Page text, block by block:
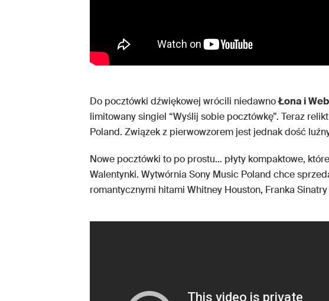
Do pocztówki dźwiękowej wrócili niedawnoŁona i
limitowany singiel “Wyślij sobie pocztówkę”. Teraz
Poland. Związek z pierwowzorem jest jednak dość
Nowe pocztówki to po prostu… płyty kompaktowe,
Walentynki. Wytwórnia Sony Music Poland chce
romantycznymi hitami Whitney Houston, Franka